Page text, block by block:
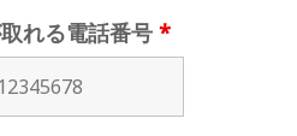
れる電話番号 *